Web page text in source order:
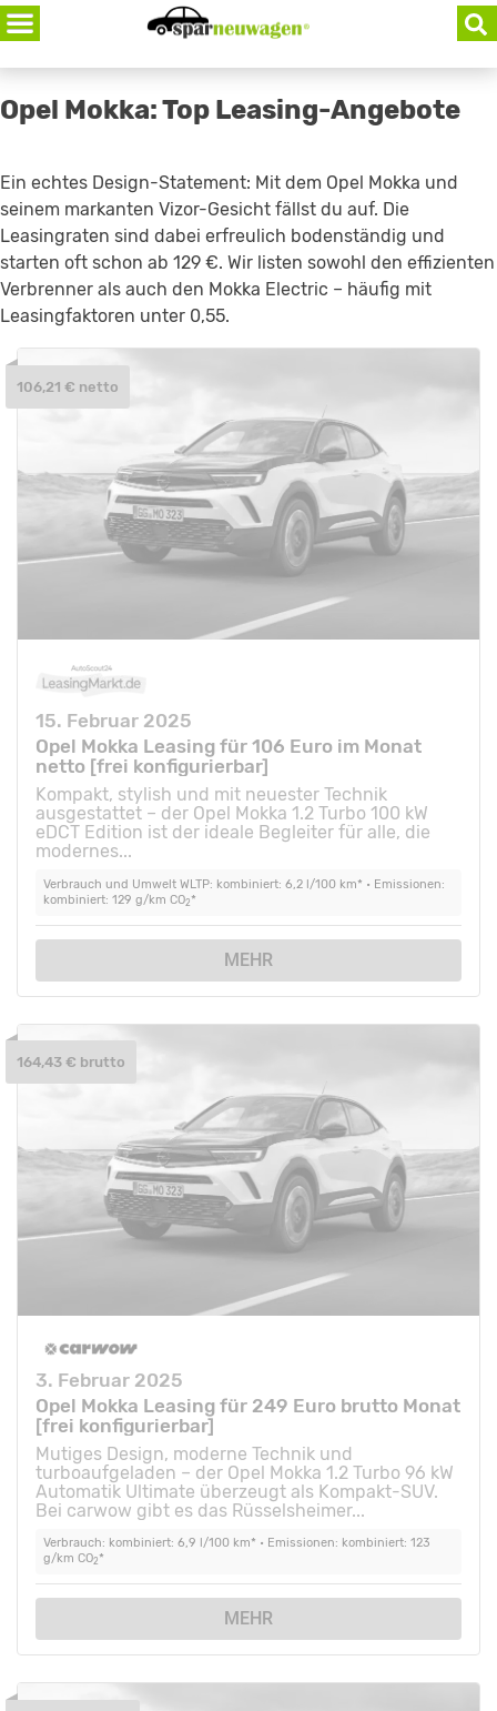
Skip
to
content
Opel Mokka: Top Leasing-Angebote
Ein echtes Design-Statement: Mit dem Opel Mokka und
seinem markanten Vizor-Gesicht fällst du auf. Die
Leasingraten sind dabei erfreulich bodenständig und
starten oft schon ab 129 €. Wir listen sowohl den effizienten
Verbrenner als auch den Mokka Electric – häufig mit
Leasingfaktoren unter 0,55.
15. Februar 2025
Opel Mokka Leasing für 106 Euro im Monat
netto [frei konfigurierbar]
Kompakt, stylish und mit neuester Technik
ausgestattet – der Opel Mokka 1.2 Turbo 100 kW
eDCT Edition ist der ideale Begleiter für alle, die
modernes...
Verbrauch und Umwelt WLTP: kombiniert: 6,2 l/100 km* • Emissionen:
kombiniert: 129 g/km CO2*
MEHR
106,21 € netto
3. Februar 2025
Opel Mokka Leasing für 249 Euro brutto Monat
[frei konfigurierbar]
Mutiges Design, moderne Technik und
turboaufgeladen – der Opel Mokka 1.2 Turbo 96 kW
Automatik Ultimate überzeugt als Kompakt-SUV.
Bei carwow gibt es das Rüsselsheimer...
Verbrauch: kombiniert: 6,9 l/100 km* • Emissionen: kombiniert: 123
g/km CO2*
MEHR
164,43 € brutto